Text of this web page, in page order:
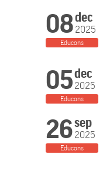
08dec
2025
Educons
05dec
2025
Educons
26sep
2025
Educons